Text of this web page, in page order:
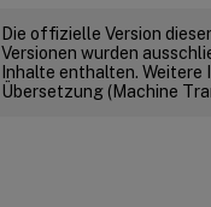
Die offizielle Version
Versionen wurden
Inhalte enthalten. Weitere
Übersetzung (Machine